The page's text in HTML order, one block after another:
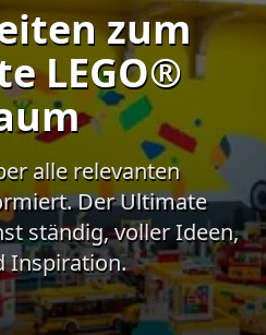
zum
LEGO®
alle relevanten
Der Ultimate
ständig, voller Ideen,
Inspiration.